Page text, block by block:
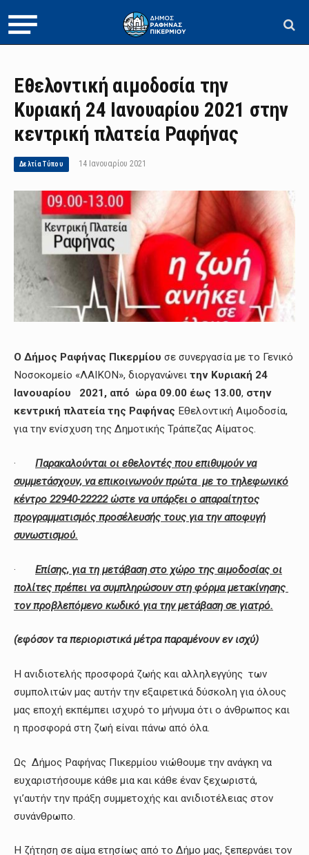
Εθελοντική αιμοδοσία την
Κυριακή 24 Ιανουαρίου 2021 στην
κεντρική πλατεία Ραφήνας
Δελτία Τύπου 14 Ιανουαρίου 2021
Ο Δήμος Ραφήνας Πικερμίου σε συνεργασία με το Γενικό
Νοσοκομείο «ΛΑΙΚΟΝ», διοργανώνει την Κυριακή 24
Ιανουαρίου 2021, από ώρα 09.00 έως 13.00, στην
κεντρική πλατεία της Ραφήνας Εθελοντική Αιμοδοσία,
για την ενίσχυση της Δημοτικής Τράπεζας Αίματος.
· Παρακαλούνται οι εθελοντές που επιθυμούν να
συμμετάσχουν, να επικοινωνούν πρώτα με το τηλεφωνικό
κέντρο 22940-22222 ώστε να υπάρξει ο απαραίτητος
προγραμματισμός προσέλευσής τους για την αποφυγή
συνωστισμού.
· Επίσης, για τη μετάβαση στο χώρο της αιμοδοσίας οι
πολίτες πρέπει να συμπληρώσουν στη φόρμα μετακίνησης
τον προβλεπόμενο κωδικό για την μετάβαση σε γιατρό.
(εφόσον τα περιοριστικά μέτρα παραμένουν εν ισχύ)
Η ανιδιοτελής προσφορά ζωής και αλληλεγγύης των
συμπολιτών μας αυτήν την εξαιρετικά δύσκολη για όλους
μας εποχή εκπέμπει ισχυρό το μήνυμα ότι ο άνθρωπος και
η προσφορά στη ζωή είναι πάνω από όλα.
Ως Δήμος Ραφήνας Πικερμίου νιώθουμε την ανάγκη να
ευχαριστήσουμε κάθε μια και κάθε έναν ξεχωριστά,
γι’αυτήν την πράξη συμμετοχής και ανιδιοτέλειας στον
συνάνθρωπο.
Η ζήτηση σε αίμα ετησίως από το Δήμο μας, ξεπερνάει τον